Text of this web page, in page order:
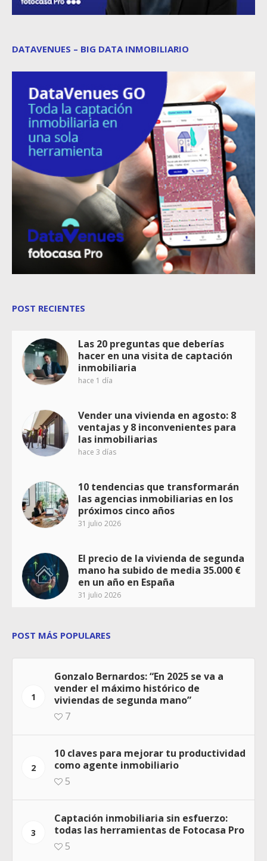
DATAVENUES – BIG DATA INMOBILIARIO
POST RECIENTES
Las 20 preguntas que deberías
hacer en una visita de captación
inmobiliaria
hace 1 día
Vender una vivienda en agosto: 8
ventajas y 8 inconvenientes para
las inmobiliarias
hace 3 días
10 tendencias que transformarán
las agencias inmobiliarias en los
próximos cinco años
31 julio 2026
El precio de la vivienda de segunda
mano ha subido de media 35.000 €
en un año en España
31 julio 2026
POST MÁS POPULARES
1
Gonzalo Bernardos: “En 2025 se va a
vender el máximo histórico de
viviendas de segunda mano”
7
2
10 claves para mejorar tu productividad
como agente inmobiliario
5
3
Captación inmobiliaria sin esfuerzo:
todas las herramientas de Fotocasa Pro
5